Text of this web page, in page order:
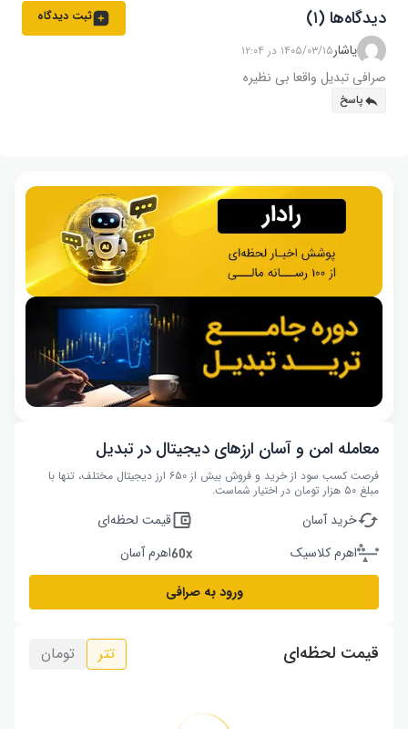
دیدگاه‌ها (۱) ثبت دیدگاه
یاشار۱۴۰۵/۰۳/۱۵ در ۱۲:۰۴
صرافی تبدیل واقعا بی نظیره
پاسخ
معامله امن و آسان ارزهای دیجیتال در تبدیل
فرصت کسب سود از خرید و فروش بیش از ۶۵۰ ارز دیجیتال مختلف، تنها با
مبلغ ۵۰ هزار تومان در اختیار شماست.
خرید آسان
قیمت لحظه‌ای
اهرم کلاسیک
اهرم آسان
ورود به صرافی
قیمت لحظه‌ای تتر تومان